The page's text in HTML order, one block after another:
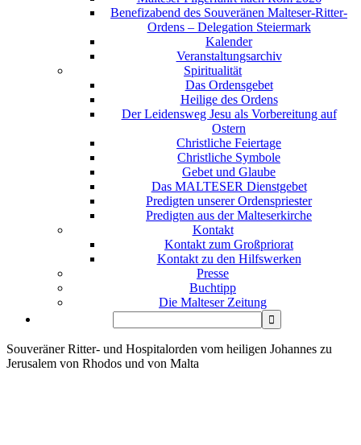
Benefizabend des Souveränen Malteser-Ritter-
Ordens – Delegation Steiermark
Kalender
Veranstaltungsarchiv
Spiritualität
Das Ordensgebet
Heilige des Ordens
Der Leidensweg Jesu als Vorbereitung auf
Ostern
Christliche Feiertage
Christliche Symbole
Gebet und Glaube
Das MALTESER Dienstgebet
Predigten unserer Ordenspriester
Predigten aus der Malteserkirche
Kontakt
Kontakt zum Großpriorat
Kontakt zu den Hilfswerken
Presse
Buchtipp
Die Malteser Zeitung
Souveräner Ritter- und Hospitalorden vom heiligen Johannes zu
Jerusalem von Rhodos und von Malta